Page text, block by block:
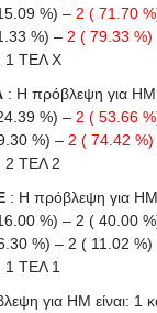
%) – 2 ( 71.70
%) – 2 ( 79.33 %)
1 ΤΕΛ X
: Η πρόβλεψη για HΜ
%) – 2 ( 53.66
%) – 2 ( 74.42 %)
2 ΤΕΛ 2
: Η πρόβλεψη για HΜ
%) – 2 ( 40.00
%) – 2 ( 11.02 %)
1 ΤΕΛ 1
για HΜ είναι: 1